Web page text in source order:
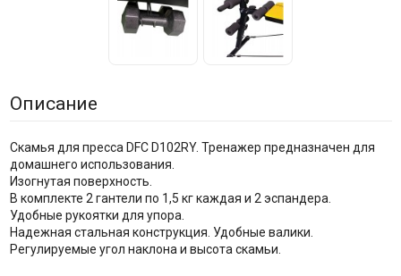
Описание
Скамья для пресса DFC D102RY. Тренажер предназначен для
домашнего использования.
Изогнутая поверхность.
В комплекте 2 гантели по 1,5 кг каждая и 2 эспандера.
Удобные рукоятки для упора.
Надежная стальная конструкция. Удобные валики.
Регулируемые угол наклона и высота скамьи.